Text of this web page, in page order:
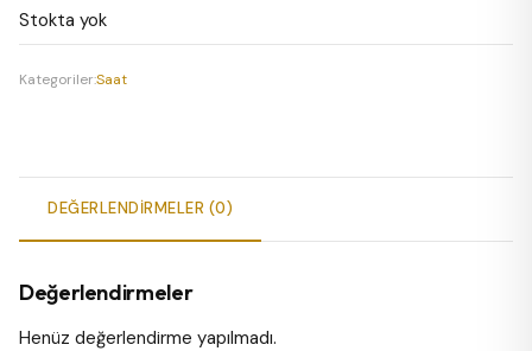
₺350,00.
fiyat:
₺299,00.
Stokta yok
Kategoriler:Saat
DEĞERLENDIRMELER (0)
Değerlendirmeler
Henüz değerlendirme yapılmadı.